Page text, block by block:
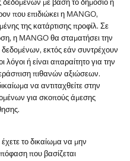
με βάση το δημόσιο ή
που επιδιώκει η MANGO,
της κατάρτισης προφίλ. Σε
η MANGO θα σταματήσει την
εκτός εάν συντρέχουν
λόγοι ή είναι απαραίτητο για την
πιθανών αξιώσεων.
να αντιταχθείτε στην
για σκοπούς άμεσης
το δικαίωμα να μην
που βασίζεται